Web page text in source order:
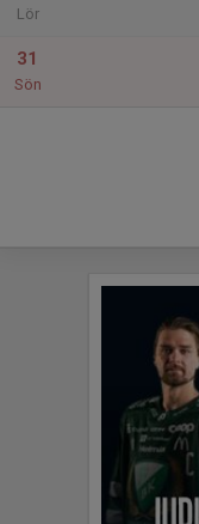
Lör
31
Sön